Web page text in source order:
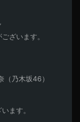
ざいます。
乃木坂46）
ます。